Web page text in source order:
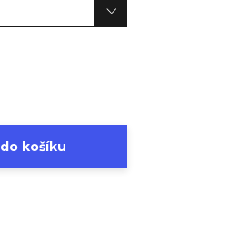
košíku